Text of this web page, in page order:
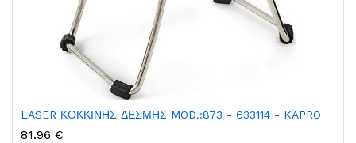
LASER ΚΟΚΚΙΝΗΣ ΔΕΣΜΗΣ MOD.:873 - 633114 - KAPRO
81.96 €